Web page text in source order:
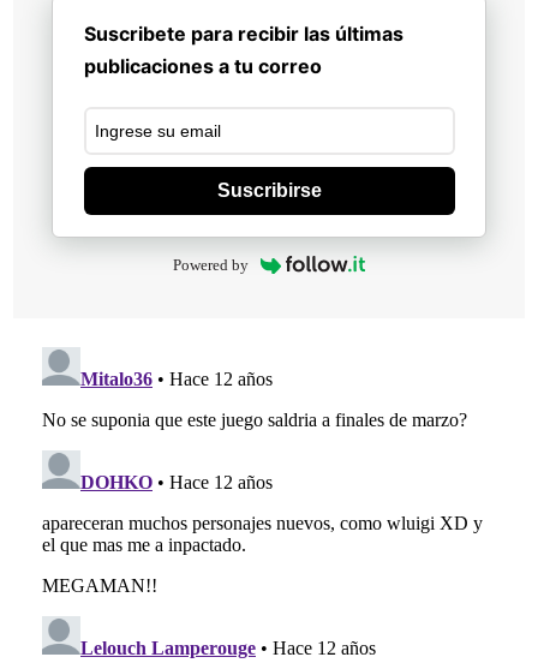
Suscribete para recibir las últimas
publicaciones a tu correo
Suscribirse
Powered by